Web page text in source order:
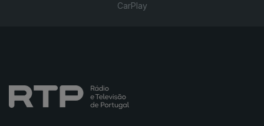
CarPlay